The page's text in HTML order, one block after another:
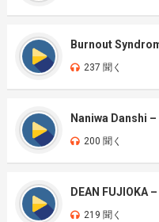
Burnout
237 聞く
Naniwa Danshi –
200 聞く
DEAN FUJIOKA
219 聞く